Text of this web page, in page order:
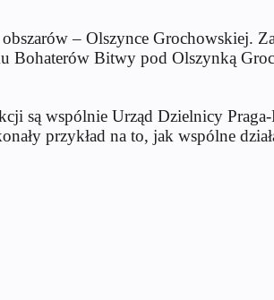
– Olszynce Grochowskiej.
Bohaterów Bitwy pod Olszynką
są wspólnie Urząd Dzielnicy
przykład na to, jak wspólne